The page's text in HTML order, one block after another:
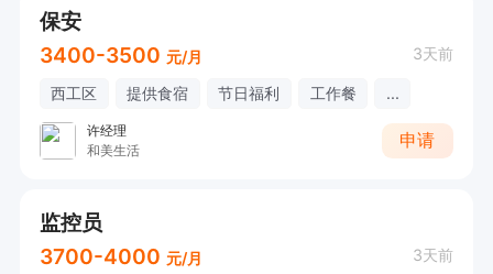
保安
3400-3500 元/月 3天前
西工区 提供食宿 节日福利 工作餐 ...
许经理
和美生活
申请
监控员
3700-4000 元/月 3天前